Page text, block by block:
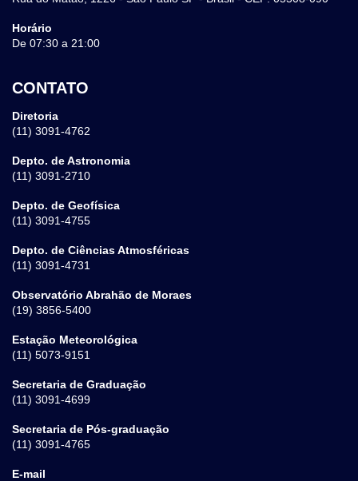
Horário
De 07:30 a 21:00
CONTATO
Diretoria
(11) 3091-4762
Depto. de Astronomia
(11) 3091-2710
Depto. de Geofísica
(11) 3091-4755
Depto. de Ciências Atmosféricas
(11) 3091-4731
Observatório Abrahão de Moraes
(19) 3856-5400
Estação Meteorológica
(11) 5073-9151
Secretaria de Graduação
(11) 3091-4699
Secretaria de Pós-graduação
(11) 3091-4765
E-mail